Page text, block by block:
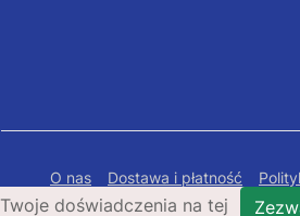
O nas Dostawa i płatność
Polityka prywatności
Twoje doświadczenia na tej